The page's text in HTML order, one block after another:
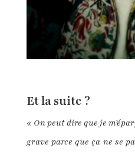
Et la suite ?
« On peut dire que je
grave parce que ça ne se